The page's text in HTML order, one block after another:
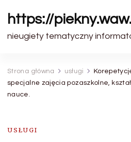
https://
nieugiety tematyczny
Strona główna usługi
specjalne zajęcia pozaszkolne,
nauce.
USŁUGI